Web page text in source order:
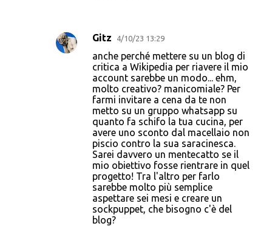
Gitz 4/10/23 13:29
anche perché mettere su un blog di
critica a Wikipedia per riavere il mio
account sarebbe un modo... ehm,
molto creativo? manicomiale? Per
farmi invitare a cena da te non
metto su un gruppo whatsapp su
quanto fa schifo la tua cucina, per
avere uno sconto dal macellaio non
piscio contro la sua saracinesca.
Sarei davvero un mentecatto se il
mio obiettivo fosse rientrare in quel
progetto! Tra l'altro per farlo
sarebbe molto più semplice
aspettare sei mesi e creare un
sockpuppet, che bisogno c'è del
blog?